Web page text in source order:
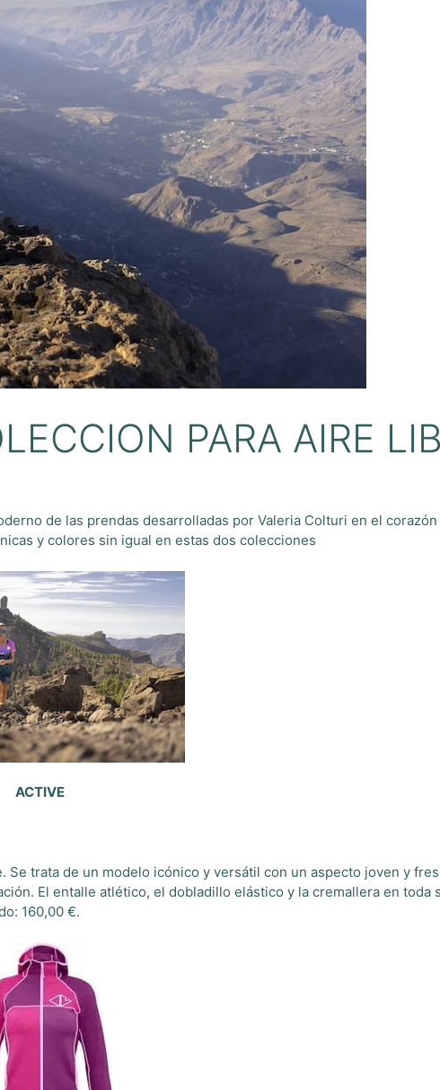
PARA AIRE
de las prendas desarrolladas por Valeria Colturi en el
y colores sin igual en estas dos colecciones
ACTIVE
trata de un modelo icónico y versátil con un aspecto joven y
El entalle atlético, el dobladillo elástico y la cremallera en toda
160,00 €.